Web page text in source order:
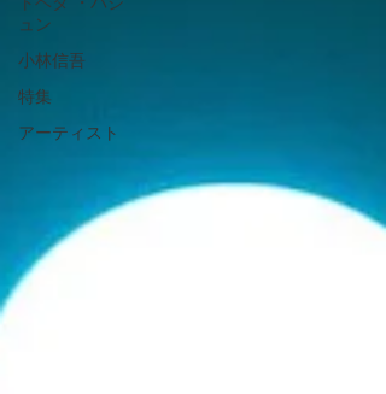
ュン
小林信吾
特集
アーティスト